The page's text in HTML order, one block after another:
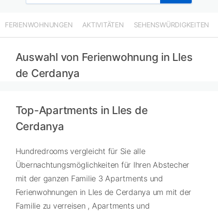
FERIENWOHNUNGEN AKTIVITÄTEN SEHENSWÜRDIGKEITEN
Auswahl von Ferienwohnung in Lles
de Cerdanya
Top-Apartments in Lles de
Cerdanya
Hundredrooms vergleicht für Sie alle
Übernachtungsmöglichkeiten für Ihren Abstecher
mit der ganzen Familie 3 Apartments und
Ferienwohnungen in Lles de Cerdanya um mit der
Familie zu verreisen , Apartments und